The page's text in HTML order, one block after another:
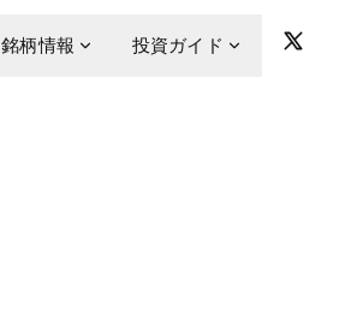
銘柄情報 投資ガイド